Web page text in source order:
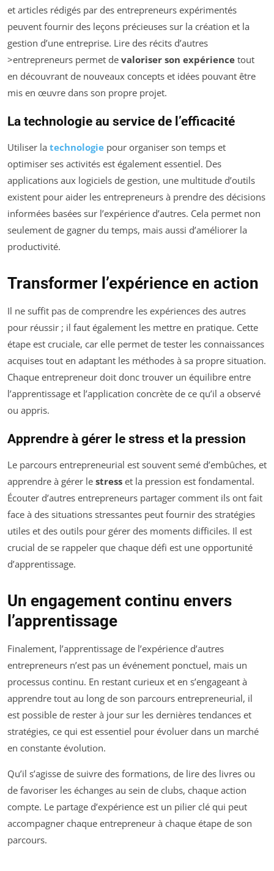
et articles rédigés par des entrepreneurs expérimentés
peuvent fournir des leçons précieuses sur la création et la
gestion d’une entreprise. Lire des récits d’autres
>entrepreneurs permet de valoriser son expérience tout
en découvrant de nouveaux concepts et idées pouvant être
mis en œuvre dans son propre projet.
La technologie au service de l’efficacité
Utiliser la technologie pour organiser son temps et
optimiser ses activités est également essentiel. Des
applications aux logiciels de gestion, une multitude d’outils
existent pour aider les entrepreneurs à prendre des décisions
informées basées sur l’expérience d’autres. Cela permet non
seulement de gagner du temps, mais aussi d’améliorer la
productivité.
Transformer l’expérience en action
Il ne suffit pas de comprendre les expériences des autres
pour réussir ; il faut également les mettre en pratique. Cette
étape est cruciale, car elle permet de tester les connaissances
acquises tout en adaptant les méthodes à sa propre situation.
Chaque entrepreneur doit donc trouver un équilibre entre
l’apprentissage et l’application concrète de ce qu’il a observé
ou appris.
Apprendre à gérer le stress et la pression
Le parcours entrepreneurial est souvent semé d’embûches, et
apprendre à gérer le stress et la pression est fondamental.
Écouter d’autres entrepreneurs partager comment ils ont fait
face à des situations stressantes peut fournir des stratégies
utiles et des outils pour gérer des moments difficiles. Il est
crucial de se rappeler que chaque défi est une opportunité
d’apprentissage.
Un engagement continu envers
l’apprentissage
Finalement, l’apprentissage de l’expérience d’autres
entrepreneurs n’est pas un événement ponctuel, mais un
processus continu. En restant curieux et en s’engageant à
apprendre tout au long de son parcours entrepreneurial, il
est possible de rester à jour sur les dernières tendances et
stratégies, ce qui est essentiel pour évoluer dans un marché
en constante évolution.
Qu’il s’agisse de suivre des formations, de lire des livres ou
de favoriser les échanges au sein de clubs, chaque action
compte. Le partage d’expérience est un pilier clé qui peut
accompagner chaque entrepreneur à chaque étape de son
parcours.